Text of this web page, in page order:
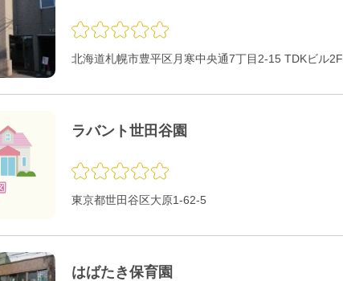
北海道札幌市豊平区月寒中央通7丁目2-15 TDKビル2F
ラバント世田谷園
東京都世田谷区大原1-62-5
はばたき保育園